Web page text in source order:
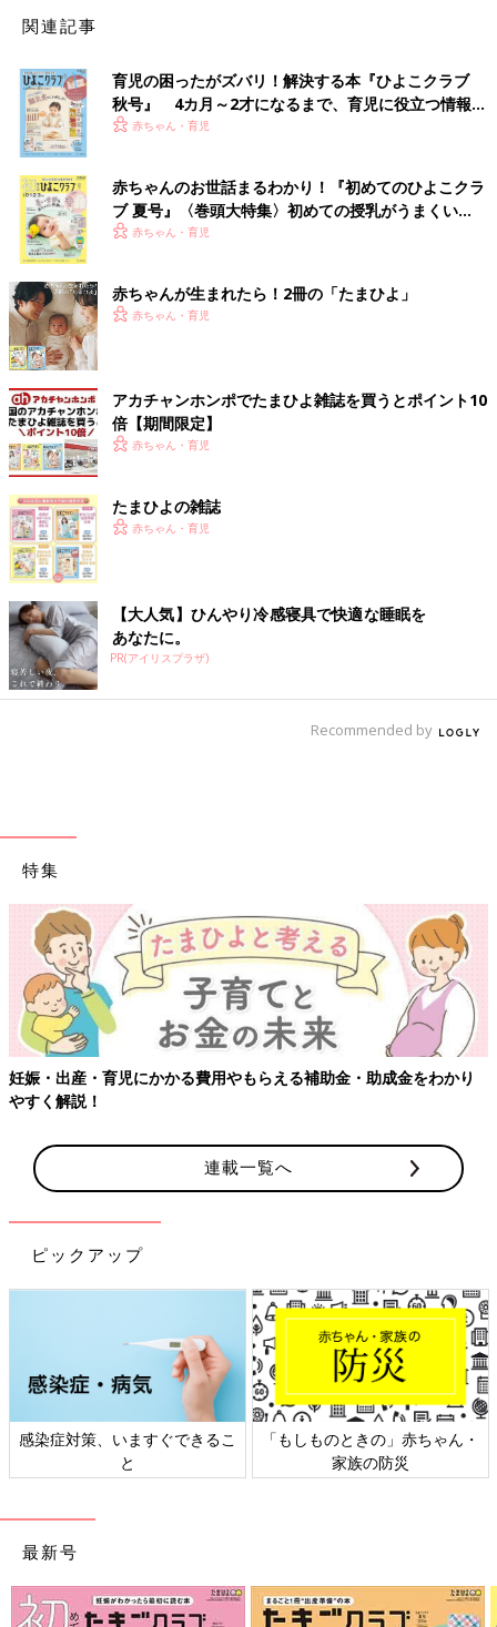
関連記事
育児の困ったがズバリ！解決する本『ひよこクラブ
秋号』 4カ月～2才になるまで、育児に役立つ情報が
いっぱい！
赤ちゃん・育児
赤ちゃんのお世話まるわかり！『初めてのひよこクラ
ブ 夏号』〈巻頭大特集〉初めての授乳がうまくい
く！ おっぱい・ミルクの基本と夏のトラブル 解決テ
赤ちゃん・育児
赤ちゃんが生まれたら！2冊の「たまひよ」
赤ちゃん・育児
アカチャンホンポでたまひよ雑誌を買うとポイント10
倍【期間限定】
赤ちゃん・育児
たまひよの雑誌
赤ちゃん・育児
【大人気】ひんやり冷感寝具で快適な睡眠を
あなたに。
PR(アイリスプラザ)
Recommended by
特集
育児にかかる費用やもらえる補助金・助成金をわかり
【ワクチ
連載一覧へ
ピックアップ
策、いますぐできるこ
「もしものときの」赤ちゃん・
家族の防災
日本外
最新号